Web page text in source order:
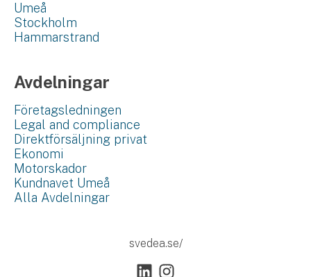
Umeå
Stockholm
Hammarstrand
Avdelningar
Företagsledningen
Legal and compliance
Direktförsäljning privat
Ekonomi
Motorskador
Kundnavet Umeå
Alla Avdelningar
svedea.se/